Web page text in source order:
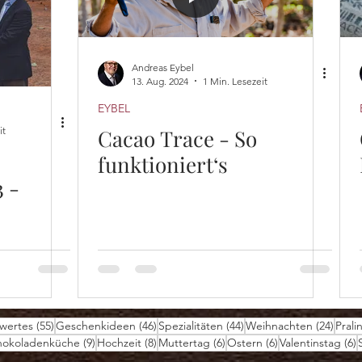
-
Andreas Eybel
13. Aug. 2024
1 Min. Lesezeit
EYBEL
Cacao Trace - So
funktioniert‘s
(55)55 Beiträge
Geschenkideen (46)46 Beiträge
Spezialitäten (44)44 Beiträge
Weihnachten (24)24
(9) 9 Beiträge
Hochzeit (8) 8 Beiträge
Muttertag (6)6 Beiträge
Ostern (6)6 Beiträge
Valentinstag (6)